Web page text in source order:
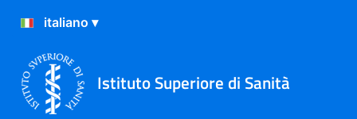
Istituto Superiore di Sanità